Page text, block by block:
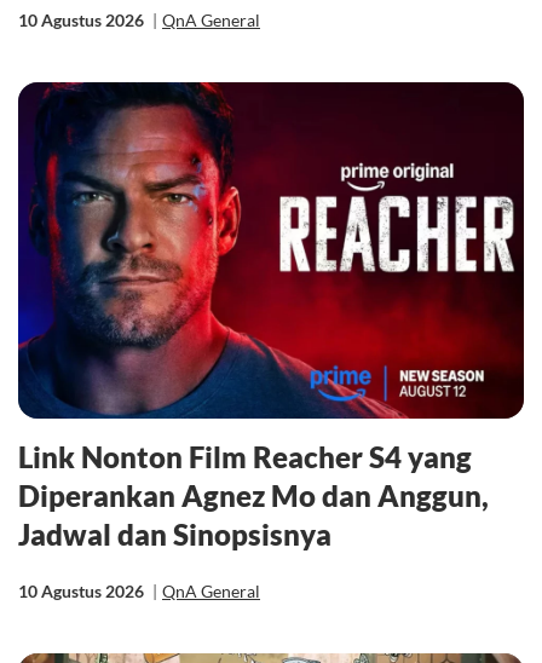
10 Agustus 2026 | QnA General
Link Nonton Film Reacher S4 yang
Diperankan Agnez Mo dan Anggun,
Jadwal dan Sinopsisnya
10 Agustus 2026 | QnA General